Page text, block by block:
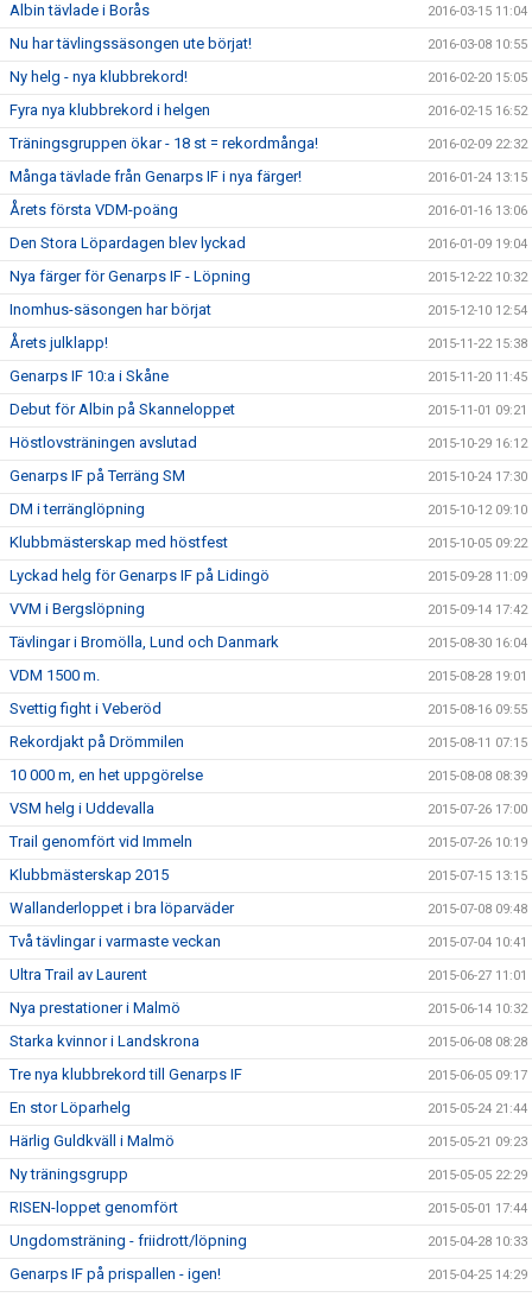
Albin tävlade i Borås 2016-03-15 11:04
Nu har tävlingssäsongen ute börjat! 2016-03-08 10:55
Ny helg - nya klubbrekord! 2016-02-20 15:05
Fyra nya klubbrekord i helgen 2016-02-15 16:52
Träningsgruppen ökar - 18 st = rekordmånga! 2016-02-09 22:32
Många tävlade från Genarps IF i nya färger! 2016-01-24 13:15
Årets första VDM-poäng 2016-01-16 13:06
Den Stora Löpardagen blev lyckad 2016-01-09 19:04
Nya färger för Genarps IF - Löpning 2015-12-22 10:32
Inomhus-säsongen har börjat 2015-12-10 12:54
Årets julklapp! 2015-11-22 15:38
Genarps IF 10:a i Skåne 2015-11-20 11:45
Debut för Albin på Skanneloppet 2015-11-01 09:21
Höstlovsträningen avslutad 2015-10-29 16:12
Genarps IF på Terräng SM 2015-10-24 17:30
DM i terränglöpning 2015-10-12 09:10
Klubbmästerskap med höstfest 2015-10-05 09:22
Lyckad helg för Genarps IF på Lidingö 2015-09-28 11:09
VVM i Bergslöpning 2015-09-14 17:42
Tävlingar i Bromölla, Lund och Danmark 2015-08-30 16:04
VDM 1500 m. 2015-08-28 19:01
Svettig fight i Veberöd 2015-08-16 09:55
Rekordjakt på Drömmilen 2015-08-11 07:15
10 000 m, en het uppgörelse 2015-08-08 08:39
VSM helg i Uddevalla 2015-07-26 17:00
Trail genomfört vid Immeln 2015-07-26 10:19
Klubbmästerskap 2015 2015-07-15 13:15
Wallanderloppet i bra löparväder 2015-07-08 09:48
Två tävlingar i varmaste veckan 2015-07-04 10:41
Ultra Trail av Laurent 2015-06-27 11:01
Nya prestationer i Malmö 2015-06-14 10:32
Starka kvinnor i Landskrona 2015-06-08 08:28
Tre nya klubbrekord till Genarps IF 2015-06-05 09:17
En stor Löparhelg 2015-05-24 21:44
Härlig Guldkväll i Malmö 2015-05-21 09:23
Ny träningsgrupp 2015-05-05 22:29
RISEN-loppet genomfört 2015-05-01 17:44
Ungdomsträning - friidrott/löpning 2015-04-28 10:33
Genarps IF på prispallen - igen! 2015-04-25 14:29